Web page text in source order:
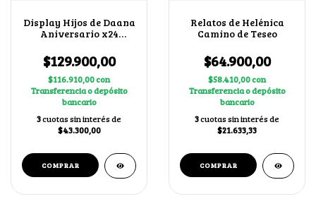
Display Hijos de Daana
Aniversario x24
$129.900,00
$116.910,00con
Transferencia o depósito
bancario
3cuotas sin interés de
$43.300,00
Relatos de Helénica
Camino de Teseo
$64.900,00
$58.410,00con
Transferencia o depósito
bancario
3cuotas sin interés de
$21.633,33